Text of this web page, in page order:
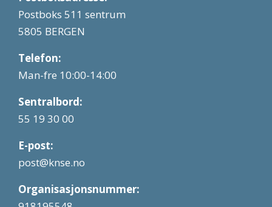
Postboks 511 sentrum
5805 BERGEN
Telefon:
Man-fre 10:00-14:00
Sentralbord:
55 19 30 00
E-post:
post@knse.no
Organisasjonsnummer: